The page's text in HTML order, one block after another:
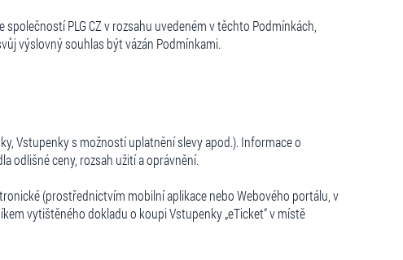
PLG CZ v rozsahu uvedeném v těchto Podmínkách,
výslovný souhlas být vázán Podmínkami.
Vstupenky s možností uplatnění slevy apod.). Informace o
odlišné ceny, rozsah užití a oprávnění.
(prostřednictvím mobilní aplikace nebo Webového portálu, v
vytištěného dokladu o koupi Vstupenky „eTicket“ v místě